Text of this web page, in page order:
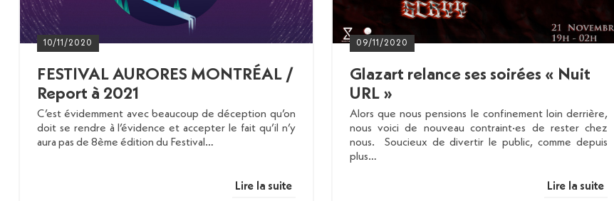
10/11/2020
FESTIVAL AURORES MONTRÉAL /
Report à 2021
C’est évidemment avec beaucoup de déception qu’on
doit se rendre à l’évidence et accepter le fait qu’il n’y
aura pas de 8ème édition du Festival…
Lire la suite
09/11/2020
Glazart relance ses soirées « Nuit
URL »
Alors que nous pensions le confinement loin derrière,
nous voici de nouveau contraint·es de rester chez
nous. Soucieux de divertir le public, comme depuis
plus…
Lire la suite